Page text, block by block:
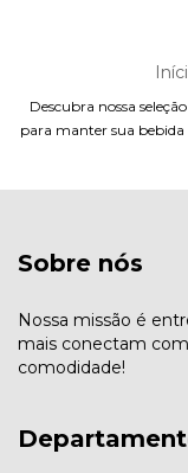
Descubra nossa
para manter sua
Sobre nós
Nossa missão é
mais conectam
comodidade!